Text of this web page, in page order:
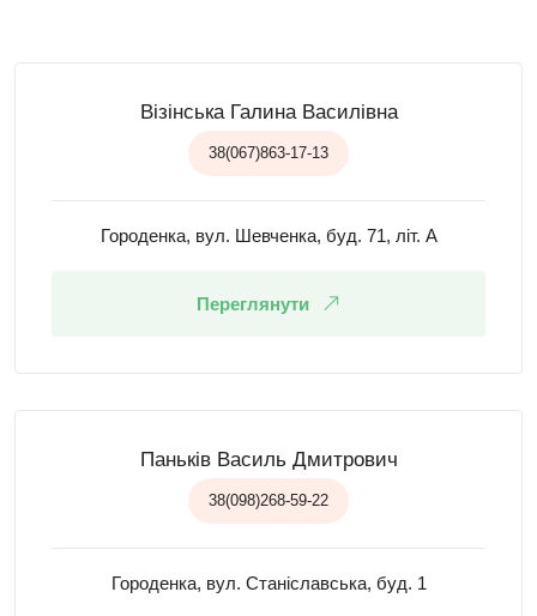
Візінська Галина Василівна
38(067)863-17-13
Городенка, вул. Шевченка, буд. 71, літ. А
Переглянути
Паньків Василь Дмитрович
38(098)268-59-22
Городенка, вул. Станіславська, буд. 1